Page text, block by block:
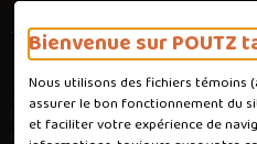
Bienvenue sur POUTZ
Nous utilisons des fichiers témoins
assurer le bon fonctionnement du
et faciliter votre expérience de
Conditions d'utilisation
Politique de confidentialité
Personnaliser les cookies